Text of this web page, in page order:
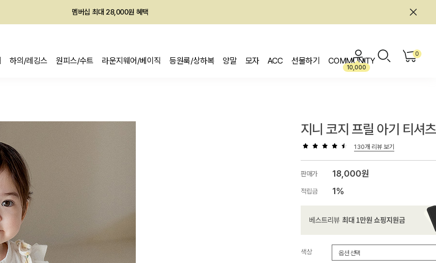
멤버십 최대 28,000원 혜택
멤버십 최대 28,000원 혜택
하의/레깅스 원피스/수트 라운지웨어/베이직 등원룩/상하복 양말 모자 ACC 선물하기 COMMUNITY
10,000
0
지니 코지 프릴 아기 티셔츠
130개 리뷰 보기
판매가 18,000원
적립금 1%
색상